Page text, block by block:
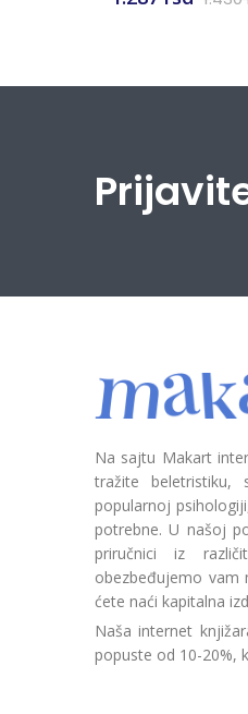
Na sajtu Makart
tražite beletristiku,
popularnoj
potrebne. U našoj
priručnici iz
obezbeđujemo vam
ćete naći kapitalna
Naša internet
popuste od 10-20%,